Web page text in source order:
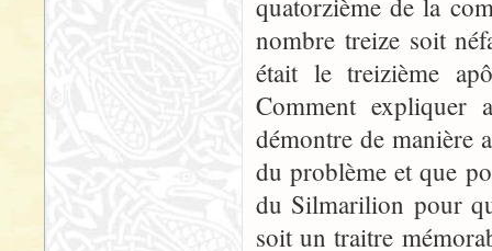
quatorzième de la
nombre treize soit
était le treizième
Comment expliquer
démontre de manière
du problème et que
du Silmarilion pour
soit un traitre